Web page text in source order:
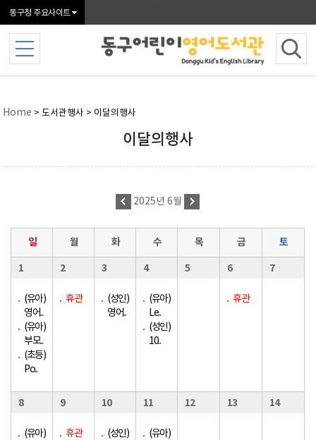
동구청 주요사이트
Home > 도서관행사 > 이달의행사
이달의행사
2025년 6월
일 월 화 수 목 금 토
1
(유아)
영어..
(유아)
부모..
(초등)
Po..
2
휴관
3
(성인)
영어..
4
(유아)
Le..
(성인)
10..
5 6
휴관
7
8
(유아)
9
휴관
10
(성인)
11
(유아)
12 13 14